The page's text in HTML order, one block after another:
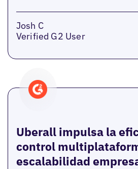
Josh C
Verified G2 User
Uberall impulsa la
control
escalabilidad